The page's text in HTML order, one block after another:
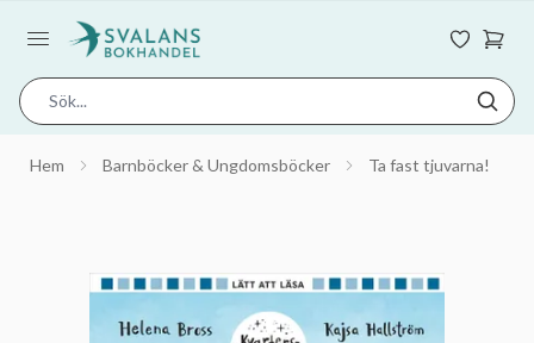
Hem Barnböcker & Ungdomsböcker Ta fast tjuvarna!